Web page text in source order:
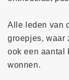
Alle leden van
groepjes, waar
ook een aantal
wonnen.